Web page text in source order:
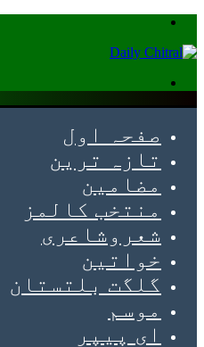
صفحہ اول
تازہ ترین
مضامین
منتخب کالمز
شعروشاعری
خواتین
گلگت بلتستان
موسم
ای پیپر